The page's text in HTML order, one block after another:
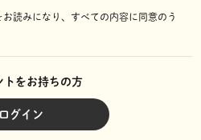
お読みになり、 すべての内容に同意のう
トをお持ちの方
ログイン